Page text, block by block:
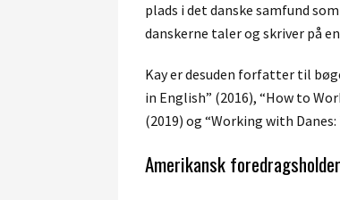
plads i det danske samfund
danskerne taler og skriver på
Kay er desuden forfatter til
in English” (2016), “How to
(2019) og “Working with
Amerikansk foredragsholder